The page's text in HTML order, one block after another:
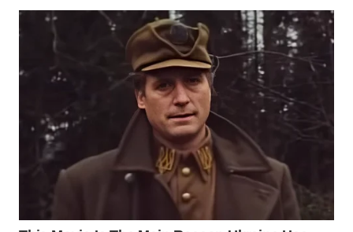
ID
MAWAKA
ID
MARTABAT
NET
MKLI